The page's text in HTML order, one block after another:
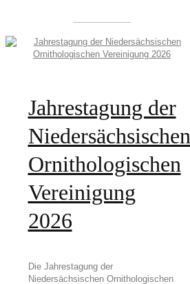
Jahrestagung der
Niedersächsischen
Ornithologischen
Vereinigung
2026
Die Jahrestagung der
Niedersächsischen Ornithologischen